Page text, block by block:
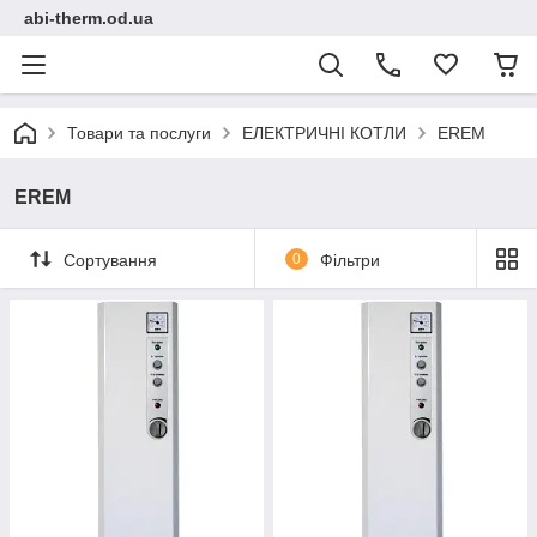
abi-therm.od.ua
Товари та послуги ЕЛЕКТРИЧНІ КОТЛИ EREM
EREM
Сортування 0 Фільтри